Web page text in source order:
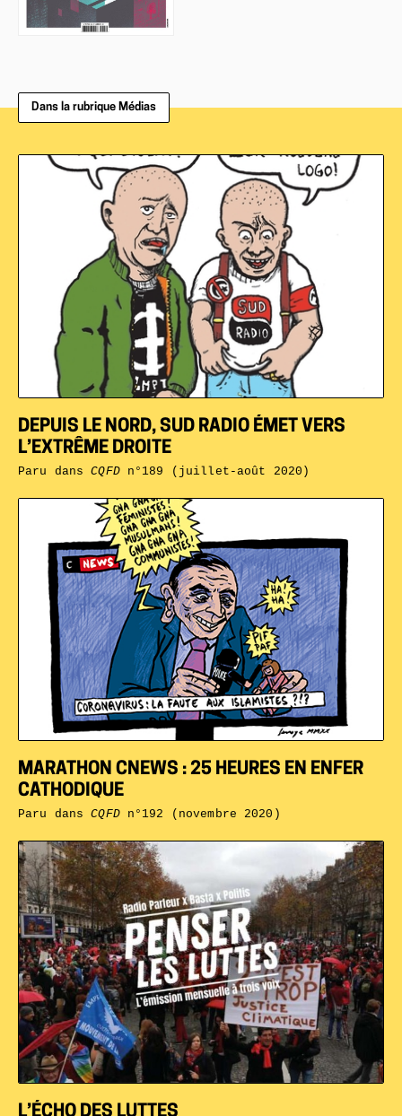
Dans la rubrique Médias
MARATHON CNEWS : 25 HEURES EN ENFER
CATHODIQUE
Paru dansCQFDn°192 (novembre 2020)
DEPUIS LE NORD, SUD RADIO ÉMET VERS
L’EXTRÊME DROITE
Paru dansCQFDn°189 (juillet-août 2020)